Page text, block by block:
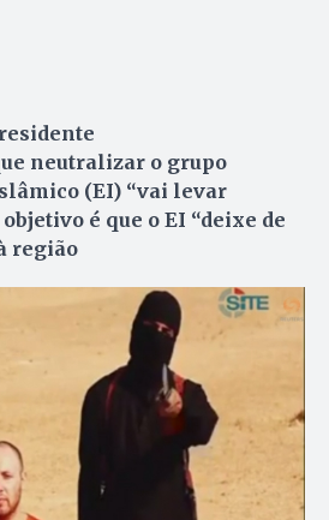
neutralizar o grupo
(EI) “vai levar
é que o EI “deixe de
região